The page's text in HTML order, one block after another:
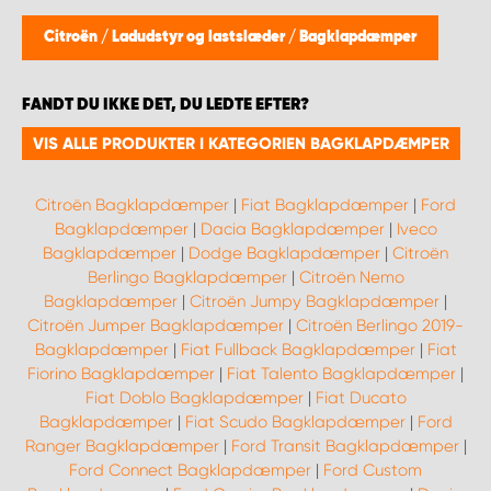
Citroën / Ladudstyr og lastslæder / Bagklapdæmper
FANDT DU IKKE DET, DU LEDTE EFTER?
VIS ALLE PRODUKTER I KATEGORIEN BAGKLAPDÆMPER
Citroën Bagklapdæmper | Fiat Bagklapdæmper | Ford
Bagklapdæmper| Dacia Bagklapdæmper| Iveco
Bagklapdæmper | Dodge Bagklapdæmper | Citroën
Berlingo Bagklapdæmper| Citroën Nemo
Bagklapdæmper | Citroën Jumpy Bagklapdæmper |
Citroën Jumper Bagklapdæmper | Citroën Berlingo 2019-
Bagklapdæmper| Fiat Fullback Bagklapdæmper| Fiat
Fiorino Bagklapdæmper | Fiat Talento Bagklapdæmper |
Fiat Doblo Bagklapdæmper| Fiat Ducato
Bagklapdæmper| Fiat Scudo Bagklapdæmper| Ford
Ranger Bagklapdæmper| Ford Transit Bagklapdæmper|
Ford Connect Bagklapdæmper | Ford Custom